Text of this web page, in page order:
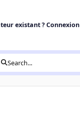
existant ? Connexion
Search...